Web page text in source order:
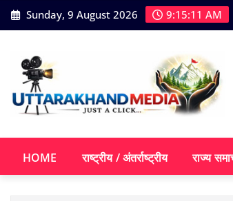
Skip
to
Sunday, 9 August 2026 9:15:13 AM
HOME राष्ट्रीय / अंतर्राष्ट्रीय राज्य